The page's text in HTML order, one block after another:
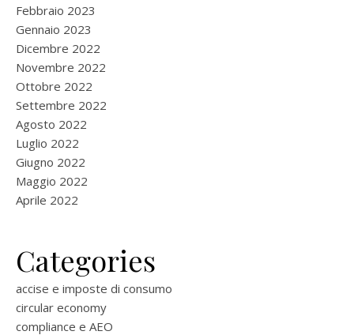
Febbraio 2023
Gennaio 2023
Dicembre 2022
Novembre 2022
Ottobre 2022
Settembre 2022
Agosto 2022
Luglio 2022
Giugno 2022
Maggio 2022
Aprile 2022
Categories
accise e imposte di consumo
circular economy
compliance e AEO